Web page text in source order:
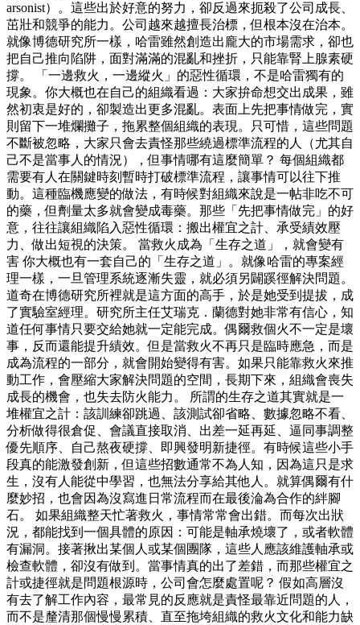
arsonist）。這些出於好意的努力，卻反過來扼殺了公司成長、
茁壯和競爭的能力。公司越來越擅長治標，但根本沒在治本。
就像博德研究所一樣，哈雷雖然創造出龐大的市場需求，卻也
把自己推向陷阱，面對滿滿的混亂和挫折，只能靠腎上腺素硬
撐。 「一邊救火，一邊縱火」的惡性循環，不是哈雷獨有的
現象。你大概也在自己的組織看過：大家拚命想交出成果，雖
然初衷是好的，卻製造出更多混亂。表面上先把事情做完，實
則留下一堆爛攤子，拖累整個組織的表現。只可惜，這些問題
不斷被忽略，大家只會去責怪那些繞過標準流程的人（尤其自
己不是當事人的情況），但事情哪有這麼簡單？ 每個組織都
需要有人在關鍵時刻暫時打破標準流程，讓事情可以往下推
動。這種臨機應變的做法，有時候對組織來說是一帖非吃不可
的藥，但劑量太多就會變成毒藥。那些「先把事情做完」的好
意，往往讓組織陷入惡性循環：搬出權宜之計、承受績效壓
力、做出短視的決策。 當救火成為「生存之道」，就會變有
害 你大概也有一套自己的「生存之道」。就像哈雷的專案經
理一樣，一旦管理系統逐漸失靈，就必須另闢蹊徑解決問題。
道奇在博德研究所裡就是這方面的高手，於是她受到提拔，成
了實驗室經理。研究所主任艾瑞克．蘭德對她非常有信心，知
道任何事情只要交給她就一定能完成。偶爾救個火不一定是壞
事，反而還能提升績效。但是當救火不再只是臨時應急，而是
成為流程的一部分，就會開始變得有害。如果只能靠救火來推
動工作，會壓縮大家解決問題的空間，長期下來，組織會喪失
成長的機會，也失去防火能力。 所謂的生存之道其實就是一
堆權宜之計：該訓練卻跳過、該測試卻省略、數據忽略不看、
分析做得很倉促、會議直接取消、出差一延再延、逼同事調整
優先順序、自己熬夜硬撐、即興發明新捷徑。有時候這些小手
段真的能激發創新，但這些招數通常不為人知，因為這只是求
生，沒有人能從中學習，也無法分享給其他人。就算偶爾有什
麼妙招，也會因為沒寫進日常流程而在最後淪為合作的絆腳
石。 如果組織整天忙著救火，事情常常會出錯。而每次出狀
況，都能找到一個具體的原因：可能是軸承燒壞了，或者軟體
有漏洞。接著揪出某個人或某個團隊，這些人應該維護軸承或
檢查軟體，卻沒有做到。當事情真的出了差錯，而那些權宜之
計或捷徑就是問題根源時，公司會怎麼處置呢？ 假如高層沒
有去了解工作內容，最常見的反應就是責怪最靠近問題的人，
而不是釐清那個慢慢累積、直至拖垮組織的救火文化和能力缺